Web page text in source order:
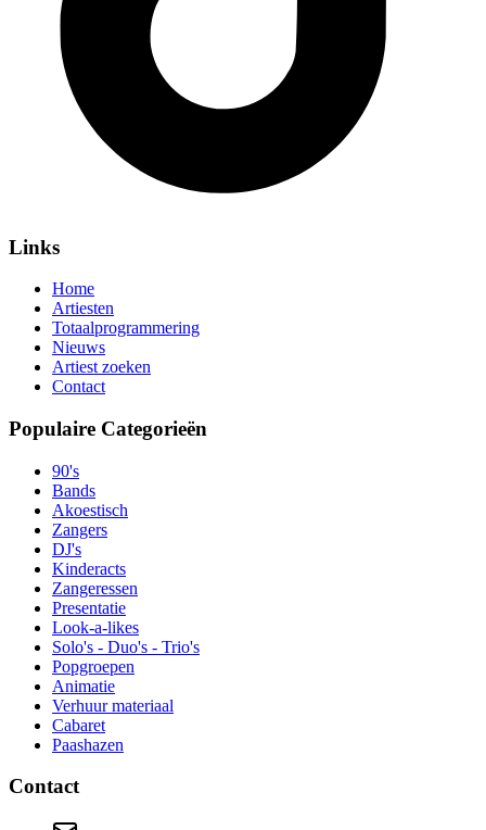
Links
Home
Artiesten
Totaalprogrammering
Nieuws
Artiest zoeken
Contact
Populaire Categorieën
90's
Bands
Akoestisch
Zangers
DJ's
Kinderacts
Zangeressen
Presentatie
Look-a-likes
Solo's - Duo's - Trio's
Popgroepen
Animatie
Verhuur materiaal
Cabaret
Paashazen
Contact